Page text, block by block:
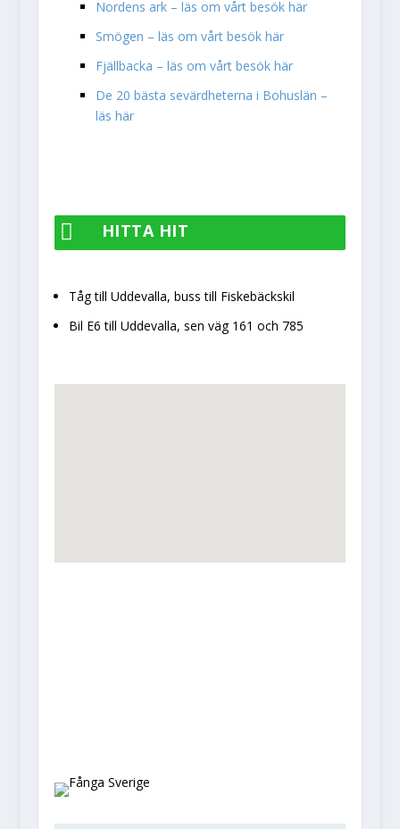
Nordens ark – läs om vårt besök här
Smögen – läs om vårt besök här
Fjällbacka – läs om vårt besök här
De 20 bästa sevärdheterna i Bohuslän –
läs här
 HITTA HIT
Tåg till Uddevalla, buss till Fiskebäckskil
Bil E6 till Uddevalla, sen väg 161 och 785